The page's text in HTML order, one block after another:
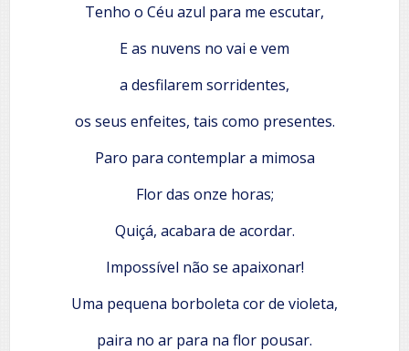
Tenho o Céu azul para me escutar,
E as nuvens no vai e vem
a desfilarem sorridentes,
os seus enfeites, tais como presentes.
Paro para contemplar a mimosa
Flor das onze horas;
Quiçá, acabara de acordar.
Impossível não se apaixonar!
Uma pequena borboleta cor de violeta,
paira no ar para na flor pousar.